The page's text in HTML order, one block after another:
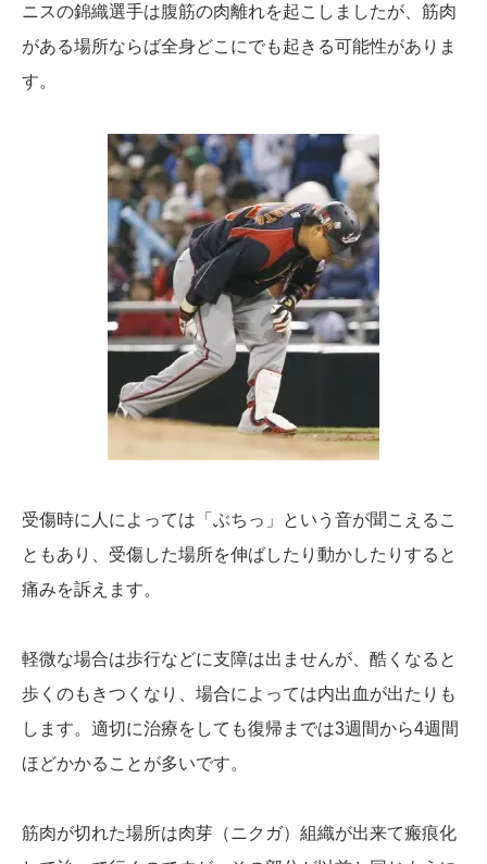
ニスの錦織選手は腹筋の肉離れを起こしましたが、筋肉
がある場所ならば全身どこにでも起きる可能性がありま
す。
受傷時に人によっては「ぶちっ」という音が聞こえるこ
ともあり、受傷した場所を伸ばしたり動かしたりすると
痛みを訴えます。
軽微な場合は歩行などに支障は出ませんが、酷くなると
歩くのもきつくなり、場合によっては内出血が出たりも
します。適切に治療をしても復帰までは3週間から4週間
ほどかかることが多いです。
筋肉が切れた場所は肉芽（ニクガ）組織が出来て瘢痕化